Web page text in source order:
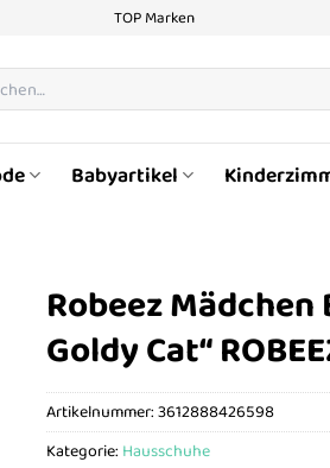
TOP Marken
Babyartikel
Robeez
Goldy Cat“
Artikelnummer:3612888426598
Kategorie: Hausschuhe